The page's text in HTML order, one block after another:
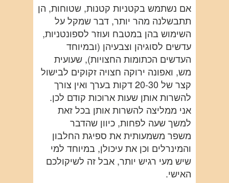
אם נשתמש בקטניות קטנות, שטוחות, הן
תתבשלנה מהר יותר, דבר שמקל על
השימוש בהן במטבח ועוזר לספונטניות,
עדשים לסוגיהן וצבעיהן (ובמיוחד
העדשים הכתומות החצויות), שעועית
מש, ואפונה ירוקה חצויה זקוקים לבישול
קצר של 20-30 דקות בערך ואין צורך
להשרות אותן שעות ארוכות קודם לכן.
אני ממליצה להשרות אותן בכל זאת
למשך שעה לפחות, כיוון שהדבר
משפר משמעותית את ספיגת החלבון
והמינרלים וכן את עיכולן, במיוחד למי
שיש מעי רגיש יותר, אבל זה לשיקולכם
האישי.